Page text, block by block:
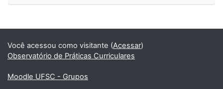
Você acessou como visitante (Acessar)
Observatório de Práticas Curriculares
Moodle UFSC - Grupos